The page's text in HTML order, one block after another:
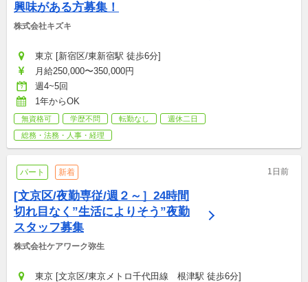
興味がある方募集！
株式会社キズキ
東京 [新宿区/東新宿駅 徒歩6分]
月給250,000〜350,000円
週4~5回
1年からOK
無資格可 学歴不問 転勤なし
週休二日
総務・法務・人事・経理
パート 新着 1日前
[文京区/夜勤専従/週２～］24時間
切れ目なく”生活によりそう”夜勤
スタッフ募集
株式会社ケアワーク弥生
東京 [文京区/東京メトロ千代田線　根津駅 徒歩6分]